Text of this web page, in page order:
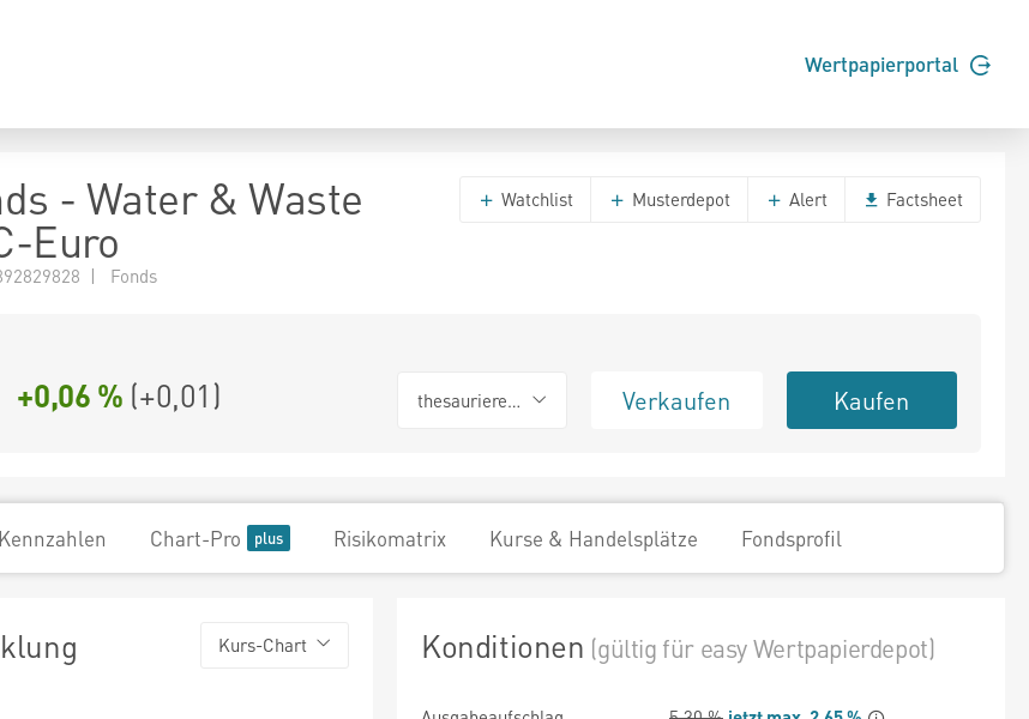
Wertpapierportal
- Water & Waste
Euro
| Fonds
Watchlist Musterdepot Alert Factsheet
+0,06 % (+0,01) thesaurierend Verkaufen Kaufen
Chart-Pro Risikomatrix Kurse & Handelsplätze Fondsprofil
Kurs-Chart Konditionen (gültig für easy Wertpapierdepot)